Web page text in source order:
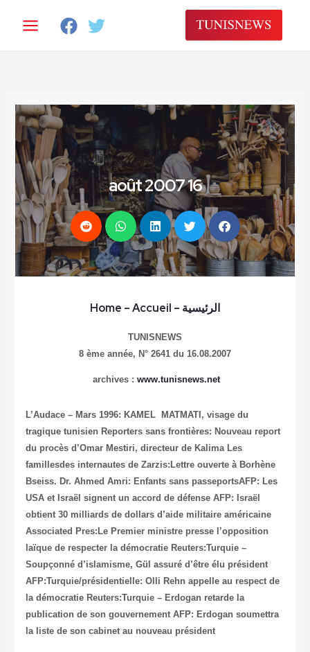
المحتوى
16 août 2007
Home – Accueil – الرئيسية
TUNISNEWS
8 ème année, N° 2641 du 16.08.2007
archives : www.tunisnews.net
L’Audace – Mars 1996: KAMEL MATMATI, visage du
tragique tunisien Reporters sans frontières: Nouveau report
du procès d’Omar Mestiri, directeur de KalimaLes
famillesdes internautes de Zarzis:Lettre ouverte à Borhène
Bseiss. Dr. Ahmed Amri: Enfants sans passeportsAFP: Les
USA et Israël signent un accord de défenseAFP: Israël
obtient 30 milliards de dollars d’aide militaire américaine
Associated Pres:Le Premier ministre presse l’opposition
laïque de respecter la démocratieReuters:Turquie –
Soupçonné d’islamisme, Gül assuré d’être élu président
AFP:Turquie/présidentielle: Olli Rehn appelle au respect de
la démocratieReuters:Turquie – Erdogan retarde la
publication de son gouvernement AFP: Erdogan soumettra
la liste de son cabinet au nouveau président